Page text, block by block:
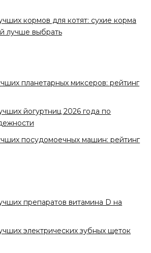
кормов для котят: сухие корма
лучше выбрать
планетарных миксеров: рейтинг
йогуртниц 2026 года по
посудомоечных машин: рейтинг
препаратов витамина D на
электрических зубных щеток